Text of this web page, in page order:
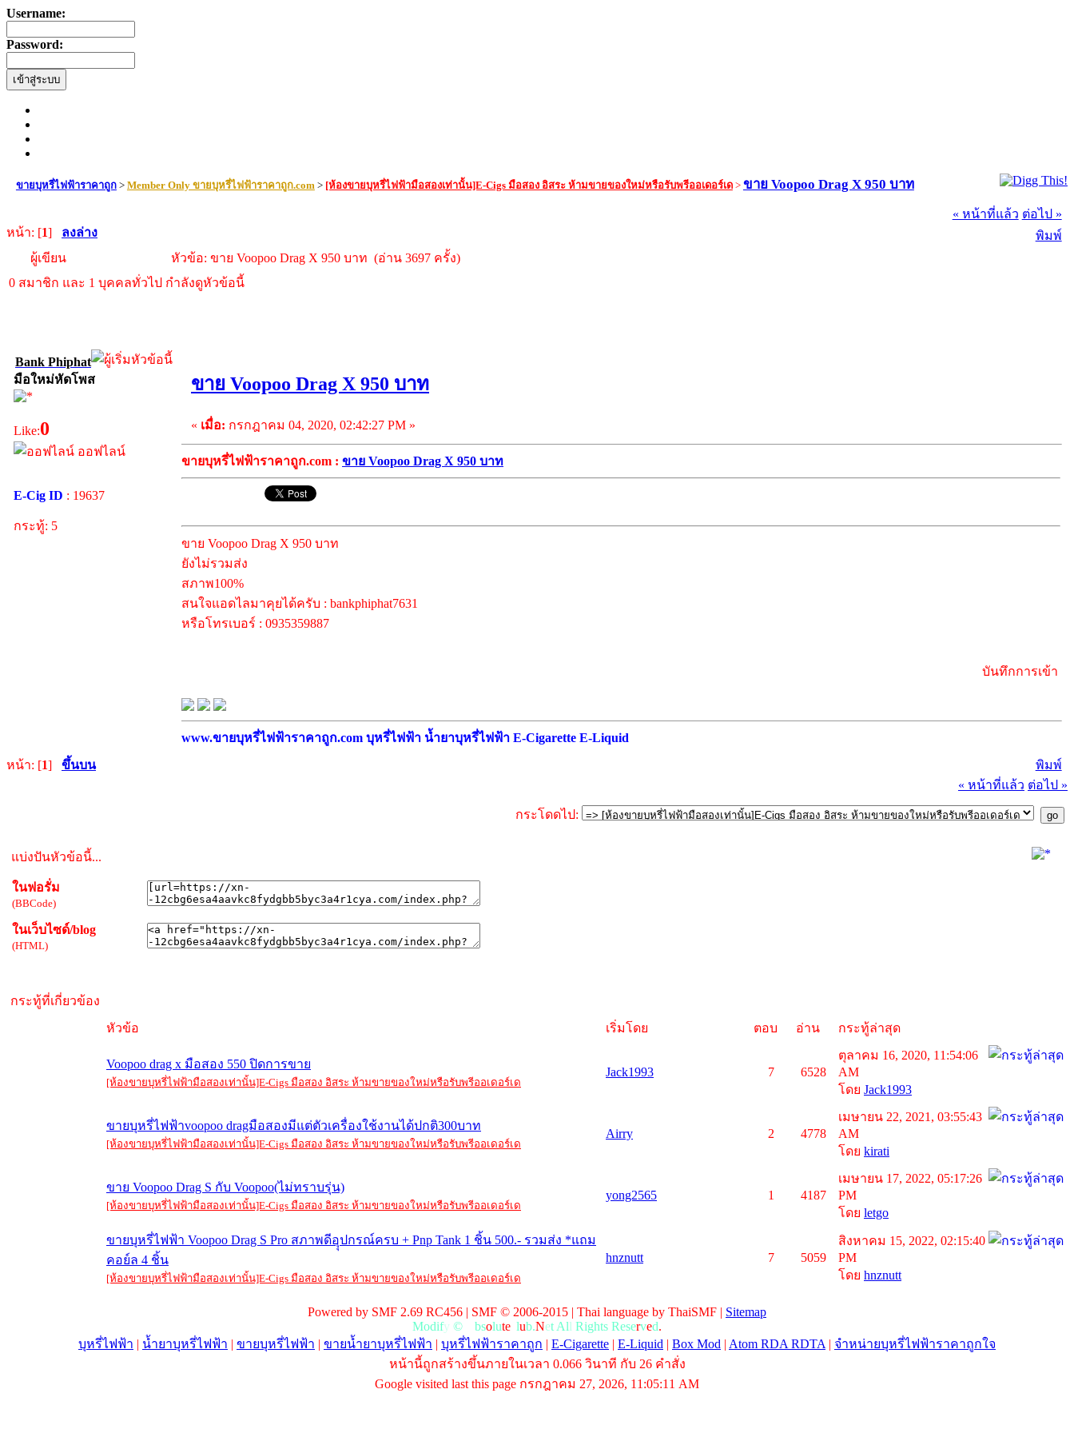
Username:
Password:
ขายบุหรี่ไฟฟ้าราคาถูก> Member Only ขายบุหรี่ไฟฟ้าราคาถูก.com> [ห้องขายบุหรี่ไฟฟ้ามือสองเท่านั้น]E-Cigs มือสอง อิสระ ห้ามขายของใหม่หรือรับพรีออเดอร์เด> ขาย Voopoo Drag X 950 บาท
หน้า: [1] ลงล่าง
« หน้าที่แล้ว ต่อไป »
พิมพ์
ผู้เขียน
หัวข้อ: ขาย Voopoo Drag X 950 บาท (อ่าน 3697 ครั้ง)
0 สมาชิก และ 1 บุคคลทั่วไป กำลังดูหัวข้อนี้
Bank Phiphat
มือใหม่หัดโพส
Like:0
ออฟไลน์
E-Cig ID : 19637
กระทู้: 5
ขาย Voopoo Drag X 950 บาท
« เมื่อ: กรกฎาคม 04, 2020, 02:42:27 PM »
ขายบุหรี่ไฟฟ้าราคาถูก.com : ขาย Voopoo Drag X 950 บาท
ขาย Voopoo Drag X 950 บาท
ยังไม่รวมส่ง
สภาพ100%
สนใจแอดไลมาคุยได้ครับ : bankphiphat7631
หรือโทรเบอร์ : 0935359887
บันทึกการเข้า
www.ขายบุหรี่ไฟฟ้าราคาถูก.com บุหรี่ไฟฟ้า น้ำยาบุหรี่ไฟฟ้า E-Cigarette E-Liquid
หน้า: [1] ขึ้นบน
พิมพ์
« หน้าที่แล้ว ต่อไป »
กระโดดไป:
แบ่งปันหัวข้อนี้...
ในฟอรั่ม
(BBCode)
ในเว็บไซด์/blog
(HTML)
กระทู้ที่เกี่ยวข้อง
หัวข้อ
เริ่มโดย ตอบ อ่าน กระทู้ล่าสุด
Voopoo drag x มือสอง 550 ปิดการขาย
[ห้องขายบุหรี่ไฟฟ้ามือสองเท่านั้น]E-Cigs มือสอง อิสระ ห้ามขายของใหม่หรือรับพรีออเดอร์เด
Jack1993 7 6528
ตุลาคม 16, 2020, 11:54:06
AM
โดย Jack1993
ขายบุหรี่ไฟฟ้า​voopoo​ drag​มือสองมีแต่ตัวเครื่องใช้งานได้ปกติ300บาท
[ห้องขายบุหรี่ไฟฟ้ามือสองเท่านั้น]E-Cigs มือสอง อิสระ ห้ามขายของใหม่หรือรับพรีออเดอร์เด
Airry 2 4778
เมษายน 22, 2021, 03:55:43
AM
โดย kirati
ขาย Voopoo Drag S กับ Voopoo(ไม่ทราบรุ่น)
[ห้องขายบุหรี่ไฟฟ้ามือสองเท่านั้น]E-Cigs มือสอง อิสระ ห้ามขายของใหม่หรือรับพรีออเดอร์เด
yong2565 1 4187
เมษายน 17, 2022, 05:17:26
PM
โดย letgo
ขายบุหรี่ไฟฟ้า Voopoo Drag S Pro สภาพดีอุุปกรณ์ครบ + Pnp Tank 1 ชิ้น 500.- รวมส่ง *แถม
คอย์ล 4 ชิ้น
[ห้องขายบุหรี่ไฟฟ้ามือสองเท่านั้น]E-Cigs มือสอง อิสระ ห้ามขายของใหม่หรือรับพรีออเดอร์เด
hnznutt 7 5059
สิงหาคม 15, 2022, 02:15:40
PM
โดย hnznutt
Powered by SMF 2.69 RC456 | SMF © 2006-2015 | Thai language by ThaiSMF | Sitemap
Modify © bsolute lub.Net All Rights Reserved.
บุหรี่ไฟฟ้า | น้ำยาบุหรี่ไฟฟ้า | ขายบุหรี่ไฟฟ้า | ขายน้ำยาบุหรี่ไฟฟ้า | บุหรี่ไฟฟ้าราคาถูก | E-Cigarette | E-Liquid | Box Mod | Atom RDA RDTA | จำหน่ายบุหรี่ไฟฟ้าราคาถูกใจ
หน้านี้ถูกสร้างขึ้นภายในเวลา 0.066 วินาที กับ 26 คำสั่ง
Google visited last this page กรกฎาคม 27, 2026, 11:05:11 AM